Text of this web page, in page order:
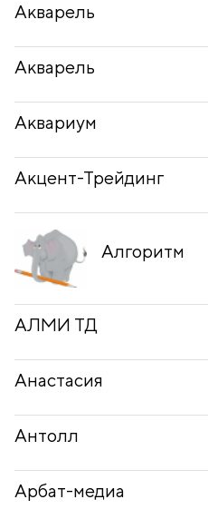
Акварель
Акварель
Аквариум
Акцент-Трейдинг
Алгоритм
АЛМИ ТД
Анастасия
Антолл
Арбат-медиа